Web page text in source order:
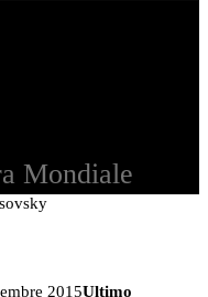
Mondiale
2015Ultimo